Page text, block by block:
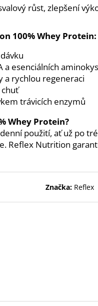
růst, zlepšení
100% Whey Protein:
a esenciálních
a rychlou regeneraci
chuť
trávicích enzymů
Whey Protein?
použití, ať už po
Reflex Nutrition
Značka: Reflex
BAR 85 G